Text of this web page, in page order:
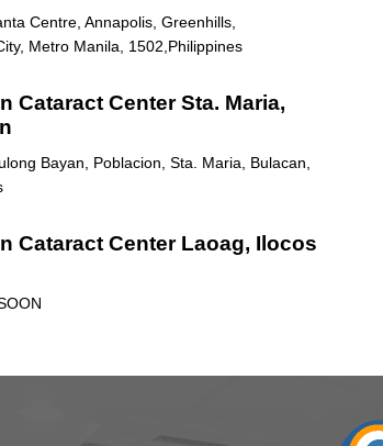
Centre, Annapolis, Greenhills,
Metro Manila, 1502,Philippines
Cataract Center Sta. Maria,
Bayan, Poblacion, Sta. Maria, Bulacan,
Cataract Center Laoag, Ilocos